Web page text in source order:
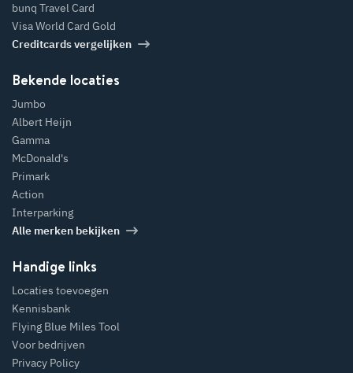
bunq Travel Card
Visa World Card Gold
Creditcards vergelijken
Bekende locaties
Jumbo
Albert Heijn
Gamma
McDonald's
Primark
Action
Interparking
Alle merken bekijken
Handige links
Locaties toevoegen
Kennisbank
Flying Blue Miles Tool
Voor bedrijven
Privacy Policy